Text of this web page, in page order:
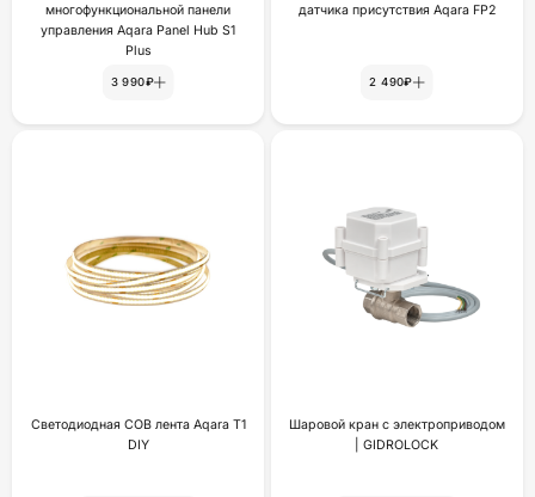
многофункциональной панели
управления Aqara Panel Hub S1
Plus
3 990₽
датчика присутствия Aqara FP2
2 490₽
Светодиодная COB лента Aqara T1
DIY
Шаровой кран с электроприводом
| GIDROLOCK